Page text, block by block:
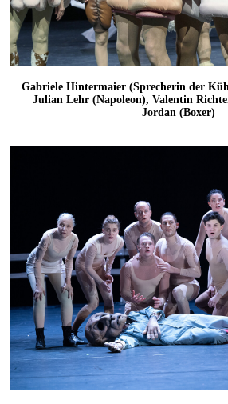
Gabriele Hintermaier (Sprecherin der
Julian Lehr (Napoleon), Valentin
Jordan (Boxer)